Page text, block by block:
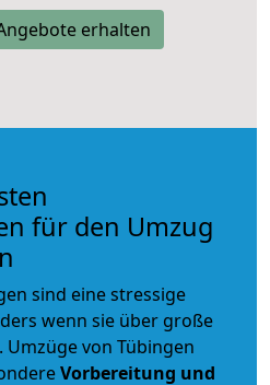
erhalten
für den Umzug
sind eine stressige
wenn sie über große
von Tübingen
Vorbereitung und